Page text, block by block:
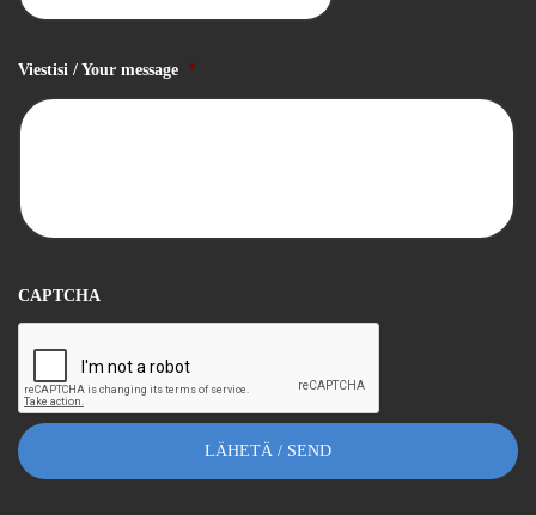
Viestisi / Your message *
CAPTCHA